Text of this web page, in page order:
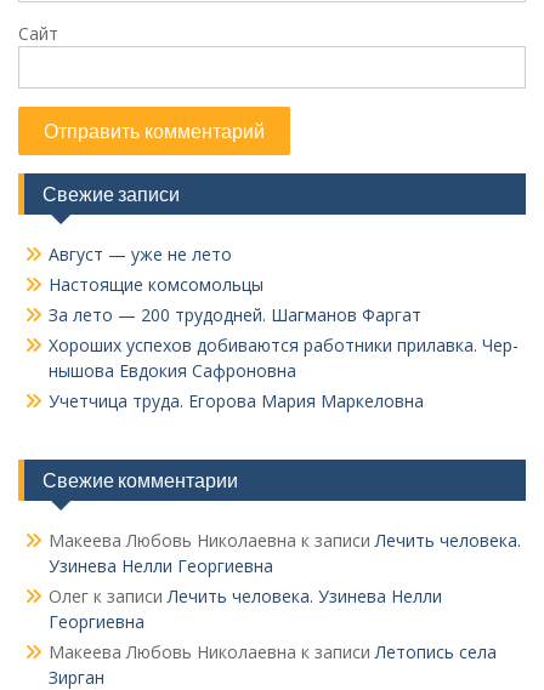
Сайт
Свежие записи
Август — уже не лето
Настоящие комсомольцы
За лето — 200 трудодней. Шагманов Фаргат
Хороших успехов добиваются работники прилавка. Чер­
нышова Евдокия Сафроновна
Учетчица труда. Его­рова Мария Маркеловна
Свежие комментарии
Макеева Любовь Николаевна к записиЛечить человека.
Узинева Нелли Георгиевна
Олег к записиЛечить человека. Узинева Нелли
Георгиевна
Макеева Любовь Николаевна к записиЛетопись села
Зирган